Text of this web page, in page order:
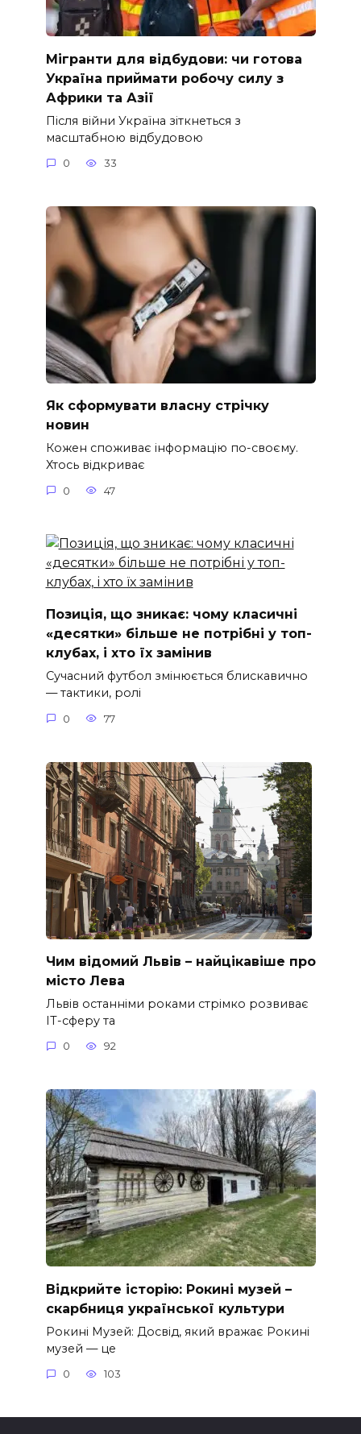
Мігранти для відбудови: чи готова
Україна приймати робочу силу з
Африки та Азії
Після війни Україна зіткнеться з
масштабною відбудовою
0 33
Як сформувати власну стрічку
новин
Кожен споживає інформацію по-своєму.
Хтось відкриває
0 47
Позиція, що зникає: чому класичні
«десятки» більше не потрібні у топ-
клубах, і хто їх замінив
Сучасний футбол змінюється блискавично
— тактики, ролі
0 77
Чим відомий Львів – найцікавіше про
місто Лева
Львів останніми роками стрімко розвиває
ІТ-сферу та
0 92
Відкрийте історію: Рокині музей –
скарбниця української культури
Рокині Музей: Досвід, який вражає Рокині
музей — це
0 103